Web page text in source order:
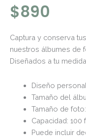
$890
Captura y conserva
nuestros álbumes de
Diseñados a tu
Diseño
Tamaño del
Tamaño de foto:
Capacidad: 100
Puede incluir